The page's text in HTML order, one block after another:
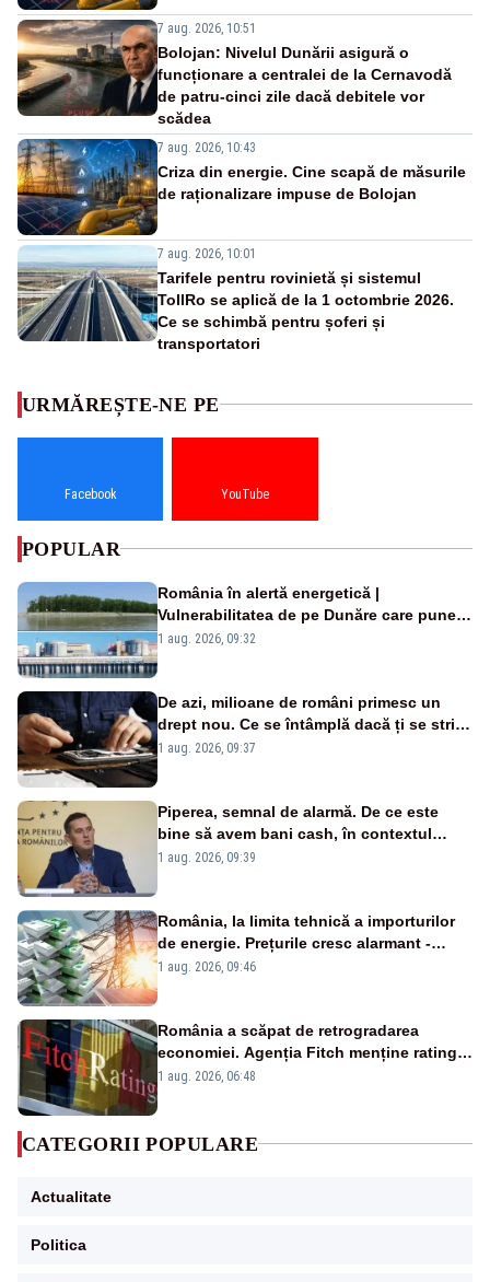
7 aug. 2026, 10:51
Bolojan: Nivelul Dunării asigură o
funcționare a centralei de la Cernavodă
de patru-cinci zile dacă debitele vor
scădea
7 aug. 2026, 10:43
Criza din energie. Cine scapă de măsurile
de raționalizare impuse de Bolojan
7 aug. 2026, 10:01
Tarifele pentru rovinietă și sistemul
TollRo se aplică de la 1 octombrie 2026.
Ce se schimbă pentru șoferi și
transportatori
URMĂREȘTE-NE PE
Facebook YouTube
POPULAR
România în alertă energetică |
Vulnerabilitatea de pe Dunăre care pune
în pericol Centrala Cernavodă era
1 aug. 2026, 09:32
De azi, milioane de români primesc un
drept nou. Ce se întâmplă dacă ți se strică
un produs
1 aug. 2026, 09:37
Piperea, semnal de alarmă. De ce este
bine să avem bani cash, în contextul
alertei energetice?
1 aug. 2026, 09:39
România, la limita tehnică a importurilor
de energie. Prețurile cresc alarmant -
Analiză Realitatea Plus
1 aug. 2026, 09:46
România a scăpat de retrogradarea
economiei. Agenția Fitch menține ratingul
„BBB-” cu perspectivă negativă
1 aug. 2026, 06:48
CATEGORII POPULARE
Actualitate
Politica